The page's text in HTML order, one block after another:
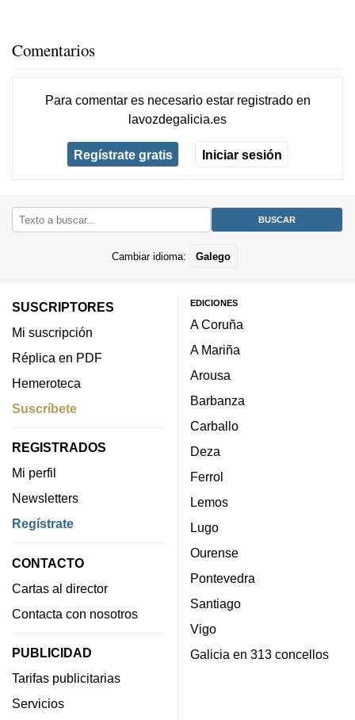
Comentarios
Para comentar es necesario estar registradoen
lavozdegalicia.es
Regístrate gratis Iniciar sesión
Cambiar idioma: Galego
SUSCRIPTORES
Mi suscripción
Réplica en PDF
Hemeroteca
Suscríbete
REGISTRADOS
Mi perfil
Newsletters
Regístrate
CONTACTO
Cartas al director
Contacta con nosotros
PUBLICIDAD
Tarifas publicitarias
Servicios
EDICIONES
A Coruña
A Mariña
Arousa
Barbanza
Carballo
Deza
Ferrol
Lemos
Lugo
Ourense
Pontevedra
Santiago
Vigo
Galicia en 313 concellos